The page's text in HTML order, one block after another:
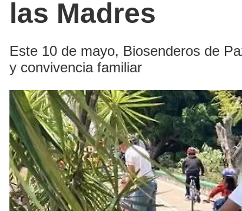
las Madres
Este 10 de mayo, Biosenderos de
y convivencia familiar